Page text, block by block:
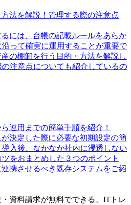
法を解説！管理する際の注意点
には、台帳の記載ルールをあらか
って確実に運用することが重要で
の棚卸を行う目的・方法を解説し
注意点についても紹介しているの
運用までの簡単手順を紹介！
決定した際に必要な初期設定の簡
入後、なかなか社内に浸透しない
をおまとめした３つのポイント
携させるべき既存システムをご紹
資料請求が無料でできる、ITトレ